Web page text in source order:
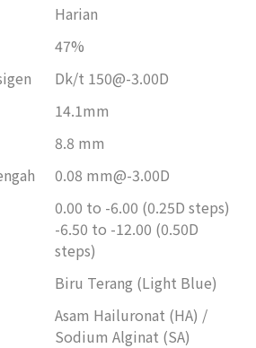
Harian
47%
Dk/t 150@-3.00D
14.1mm
8.8 mm
0.08 mm@-3.00D
0.00 to -6.00 (0.25D steps)
-6.50 to -12.00 (0.50D
steps)
Biru Terang (Light Blue)
Asam Hailuronat (HA) /
Sodium Alginat (SA)